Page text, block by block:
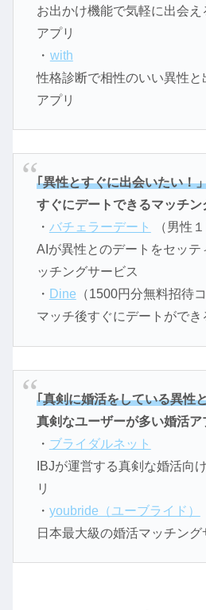
お出かけ機能で気軽に出会
アプリ
・ with
性格診断で相性のいい異性
アプリ
｢異性とすぐに出会いたい！
すぐにデートできるマッチン
・ バチェラーデート
（男性
AIが異性とのデートをセッテ
ッチングサービス
・ Dine （1500円分無料招待
マッチ後すぐにデートができ
｢真剣に婚活をしている異性
真剣なユーザーが多い婚活ア
・ ブライダルネット
IBJが運営する真剣な婚活向
リ
・ youbride（ユーブライド）
日本最大級の婚活マッチング